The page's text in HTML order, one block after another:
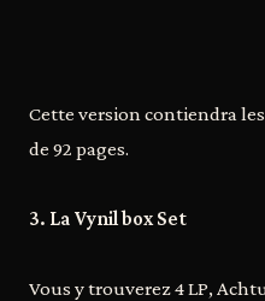
Cette version contiendra
de 92 pages.
3. La Vynil box Set
Vous y trouverez 4 LP,